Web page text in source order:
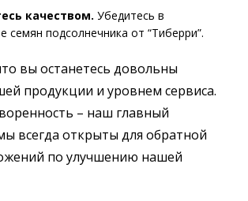
качеством. Убедитесь в
семян подсолнечника от “Тиберри”.
вы останетесь довольны
продукции и уровнем сервиса.
– наш главный
всегда открыты для обратной
по улучшению нашей